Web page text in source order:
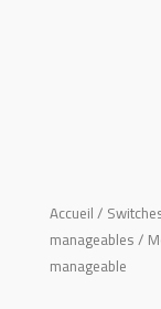
Accueil /
manageables /
manageable